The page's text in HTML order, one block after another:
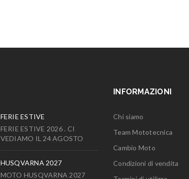
FERIE ESTIVE
FERIE ESTIVE 2026 . CI
VEDIAMO IL 24 AGOSTO
HUSQVARNA 2027
MOTO HUSQVARNA 2027
INFORMAZIONI
Chi siamo
Team Mototecnica
Cambio Moto
Condizioni di vendita